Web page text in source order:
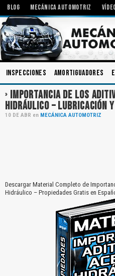
BLOG MECÁNICA AUTOMOTRIZ
Inspecciones Amortiguadores
IMPORTANCIA DE LOS
HIDRÁULICO – LUBRICACIÓN
10 DE ABR en MECÁNICA AUTOMOTRIZ
Descargar Material Completo de
Hidráulico – Propiedades Gratis en